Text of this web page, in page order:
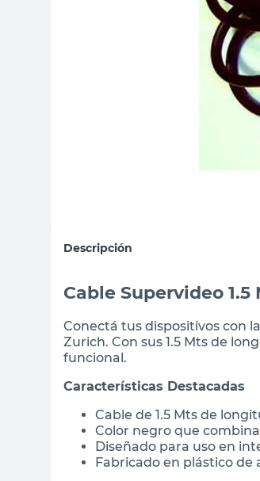
Descripción
Cable Supervideo
Conectá tus dispositivos con
Zurich. Con sus 1.5 Mts de
funcional.
Características Destacadas
Cable de 1.5 Mts de
Color negro que
Diseñado para uso en
Fabricado en plástico de